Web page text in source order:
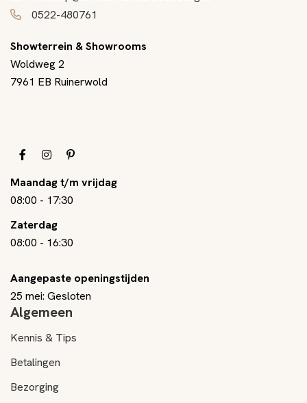
0522-480761
Showterrein & Showrooms
Woldweg 2
7961 EB Ruinerwold
Maandag t/m vrijdag
08:00 - 17:30
Zaterdag
08:00 - 16:30
Aangepaste openingstijden
25 mei: Gesloten
Algemeen
Kennis & Tips
Betalingen
Bezorging